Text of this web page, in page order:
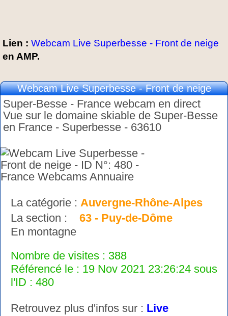
Lien : Webcam Live Superbesse - Front de neige
en AMP.
Webcam Live Superbesse - Front de neige
Super-Besse - France webcam en direct
Vue sur le domaine skiable de Super-Besse
en France - Superbesse - 63610
La catégorie : Auvergne-Rhône-Alpes
La section : 63 - Puy-de-Dôme
En montagne
Nombre de visites : 388
Référencé le : 19 Nov 2021 23:26:24 sous
l'ID : 480
Retrouvez plus d'infos sur : Live